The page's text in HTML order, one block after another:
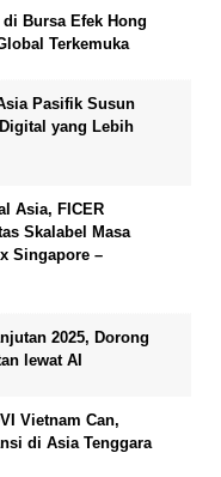
Bursa Efek Hong
Terkemuka
Pasifik Susun
yang Lebih
Asia, FICER
Skalabel Masa
Singapore –
2025, Dorong
lewat AI
Vietnam Can,
di Asia Tenggara